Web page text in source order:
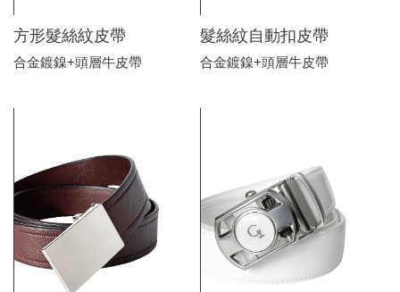
方形髮絲紋皮帶
合金鍍鎳+頭層牛皮帶
髮絲紋自動扣皮帶
合金鍍鎳+頭層牛皮帶